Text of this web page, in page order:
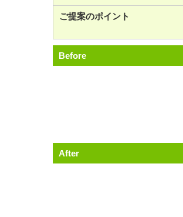
ご提案のポイント
Before
After